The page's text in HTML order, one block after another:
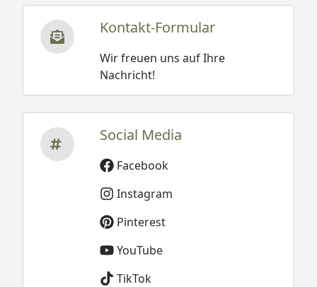
Kontakt-Formular
Wir freuen uns auf Ihre
Nachricht!
Social Media
Facebook
Instagram
Pinterest
YouTube
TikTok